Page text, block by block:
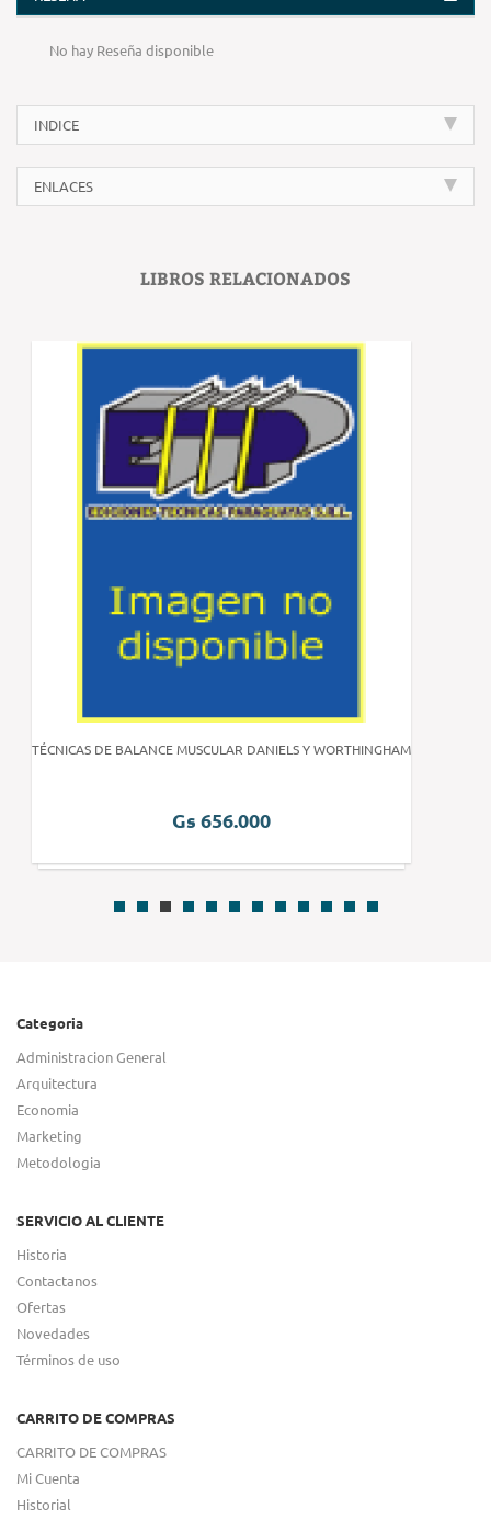
No hay Reseña disponible
INDICE
ENLACES
LIBROS RELACIONADOS
TÉCNICAS DE BALANCE MUSCULAR DANIELS Y WORTHINGHAM
Gs 656.000
Categoria
Administracion General
Arquitectura
Economia
Marketing
Metodologia
SERVICIO AL CLIENTE
Historia
Contactanos
Ofertas
Novedades
Términos de uso
CARRITO DE COMPRAS
CARRITO DE COMPRAS
Mi Cuenta
Historial